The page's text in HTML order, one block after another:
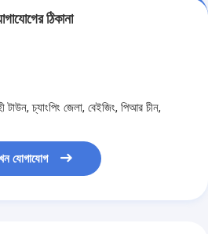
ঠিকানা
টাউন, চ্যাংপিং জেলা, বেইজিং, পিআর চীন,
যোগাযোগ